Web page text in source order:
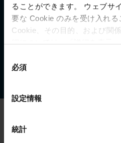
ることができます。 ウェブサ
要な Cookie のみを受け入れる
Cookie、その目的、および関
いつでも同意を撤回できます。
agreements and model
providers’ European entities,
that, from an EU perspective
), for US owned
必須
設定情報
統計